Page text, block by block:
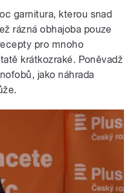
garnitura, kterou snad
rázná obhajoba pouze
pro mnoho
krátkozraké. Poněvadž
jako náhrada